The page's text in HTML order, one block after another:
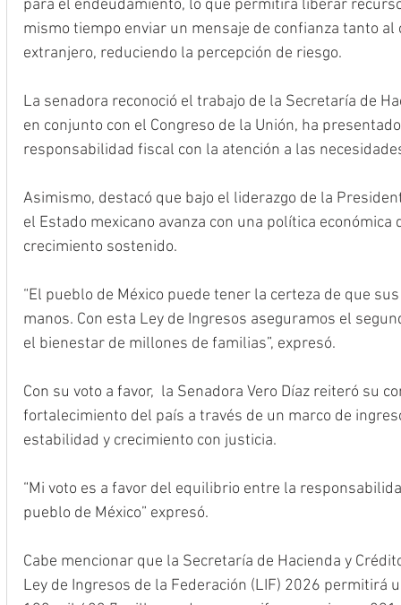
para el endeudamiento, lo que permitirá liberar
mismo tiempo enviar un mensaje de confianza tanto
extranjero, reduciendo la percepción de riesgo.
La senadora reconoció el trabajo de la Secretaría de
en conjunto con el Congreso de la Unión, ha
responsabilidad fiscal con la atención a las
Asimismo, destacó que bajo el liderazgo de la
el Estado mexicano avanza con una política
crecimiento sostenido.
“El pueblo de México puede tener la certeza de que
manos. Con esta Ley de Ingresos aseguramos el
el bienestar de millones de familias”, expresó.
Con su voto a favor,  la Senadora Vero Díaz reiteró su
fortalecimiento del país a través de un marco de
estabilidad y crecimiento con justicia.
“Mi voto es a favor del equilibrio entre la
pueblo de México” expresó.
Cabe mencionar que la Secretaría de Hacienda y
Ley de Ingresos de la Federación (LIF) 2026 permitirá